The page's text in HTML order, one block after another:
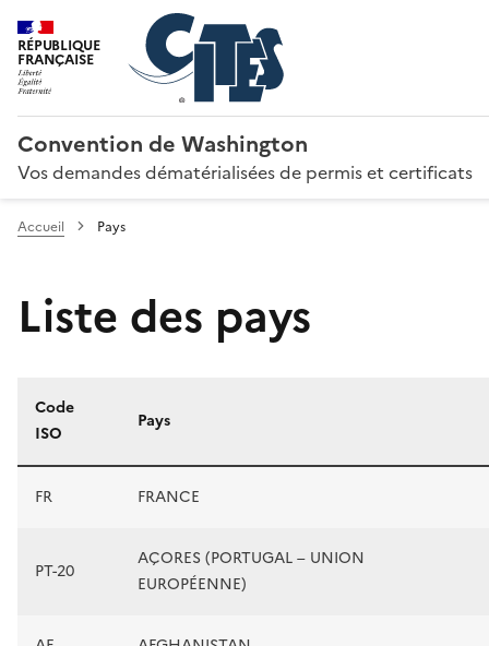
RÉPUBLIQUE
FRANÇAISE
Convention de Washington
Vos demandes dématérialisées de permis et certificats
Accueil Pays
Liste des pays
Liste des pays
Code
ISO
Pays
FR FRANCE
PT-20
AÇORES (PORTUGAL – UNION
EUROPÉENNE)